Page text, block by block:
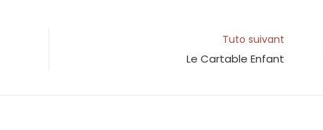
Tuto suivant
Le Cartable Enfant